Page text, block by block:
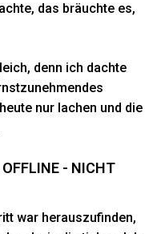
das bräuchte es,
denn ich dachte
nur lachen und die
OFFLINE - NICHT
war herauszufinden,